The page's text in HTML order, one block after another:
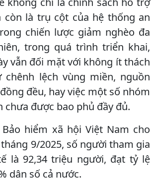
còn là trụ cột của hệ thống an
chiến lược giảm nghèo đa
trong quá trình triển khai,
vẫn đối mặt với không ít thách
lệch vùng miền, nguồn
đều, hay việc một số nhóm
chưa được bao phủ đầy đủ.
hiểm xã hội Việt Nam cho
9/2025, số người tham gia
là 92,34 triệu người, đạt tỷ lệ
dân số cả nước.